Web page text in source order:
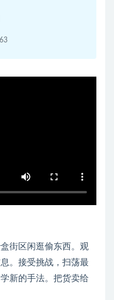
街区闲逛偷东西。观
。接受挑战，扫荡最
新的手法。把货卖给